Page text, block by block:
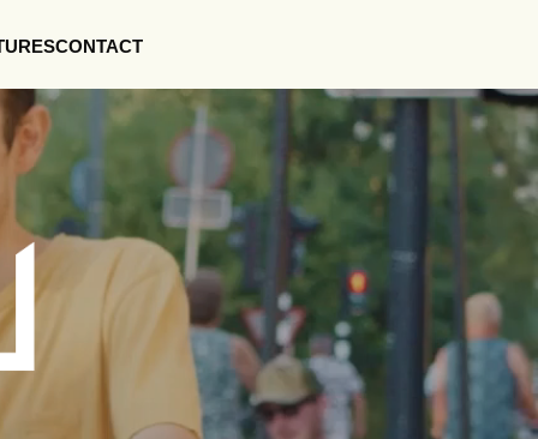
CONTACT